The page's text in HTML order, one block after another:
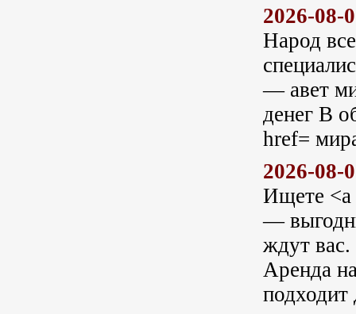
2026-08-
Народ
— авет
денег В
href=
2026-08-
Ищете <a
—
ждут вас.
Аренда